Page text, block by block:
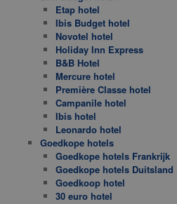
Etap hotel
Ibis Budget hotel
Novotel hotel
Holiday Inn Express
B&B Hotel
Mercure hotel
Première Classe hotel
Campanile hotel
Ibis hotel
Leonardo hotel
Goedkope hotels
Goedkope hotels Frankrijk
Goedkope hotels Duitsland
Goedkoop hotel
30 euro hotel